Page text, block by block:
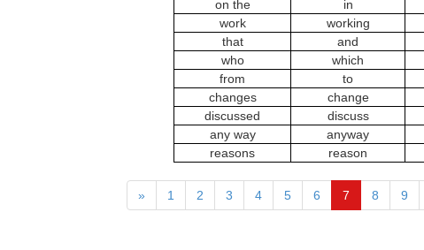
in
on the
working
work
and
that
which
who
to
from
change
changes
discuss
discussed
anyway
any way
reason
reasons
« 1 2 3 4 5 6 7 8 9